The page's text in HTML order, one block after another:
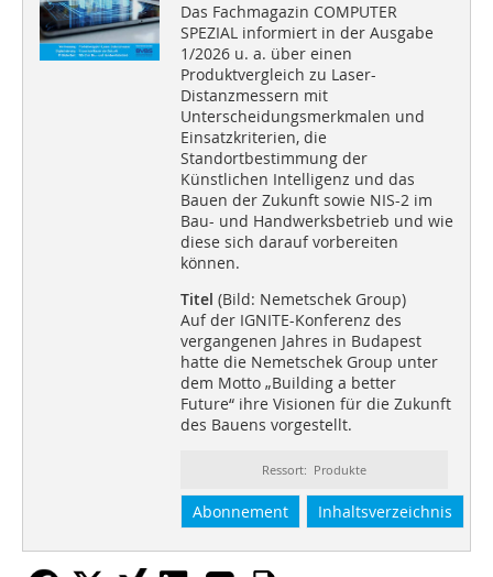
Das Fachmagazin COMPUTER
SPEZIAL informiert in der Ausgabe
1/2026 u. a. über einen
Produktvergleich zu Laser-
Distanzmessern mit
Unterscheidungsmerkmalen und
Einsatzkriterien, die
Standortbestimmung der
Künstlichen Intelligenz und das
Bauen der Zukunft sowie NIS-2 im
Bau- und Handwerksbetrieb und wie
diese sich darauf vorbereiten
können.
Titel (Bild: Nemetschek Group)
Auf der IGNITE-Konferenz des
vergangenen Jahres in Budapest
hatte die Nemetschek Group unter
dem Motto „Building a better
Future“ ihre Visionen für die Zukunft
des Bauens vorgestellt.
Ressort: Produkte
Abonnement Inhaltsverzeichnis